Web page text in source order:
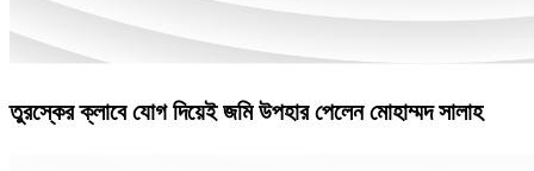
তুরস্কের ক্লাবে যোগ দিয়েই জমি উপহার পেলেন মোহাম্মদ সালাহ